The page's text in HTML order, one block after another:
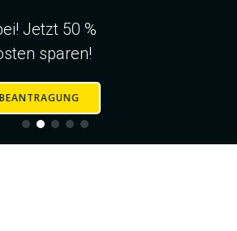
Jetzt 50 %
sparen!